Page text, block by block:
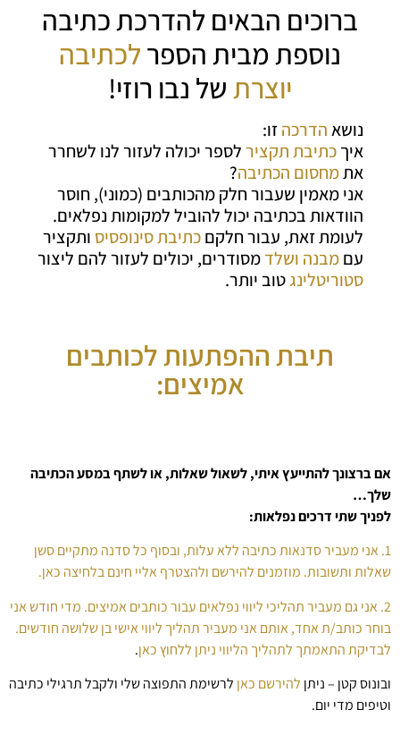
ברוכים הבאים להדרכת כתיבה
נוספת מבית הספרלכתיבה
יוצרתשל נבו רוזי!
נושאהדרכהזו:
איךכתיבת תקצירלספר יכולה לעזור לנו לשחרר
אתמחסום הכתיבה?
אני מאמין שעבור חלק מהכותבים (כמוני), חוסר
הוודאות בכתיבה יכול להוביל למקומות נפלאים.
לעומת זאת, עבור חלקםכתיבת סינופסיס ותקציר
עםמבנה ושלדמסודרים, יכולים לעזור להם ליצור
סטוריטלינגטוב יותר.
תיבת ההפתעות לכותבים
אמיצים:
אם ברצונך להתייעץ איתי, לשאול שאלות, או לשתף במסע הכתיבה
שלך…
לפניך שתי דרכים נפלאות:
1. אני מעביר סדנאות כתיבה ללא עלות, ובסוף כל סדנה מתקיים סשן
שאלות ותשובות. מוזמנים להירשם ולהצטרף אליי חינם בלחיצה כאן.
2. אני גם מעביר תהליכי ליווי נפלאים עבור כותבים אמיצים. מדי חודש אני
בוחר כותב/ת אחד, אותם אני מעביר תהליך ליווי אישי בן שלושה חודשים.
לבדיקת התאמתך לתהליך הליווי ניתן ללחוץ כאן.
ובונוס קטן – ניתן להירשם כאן לרשימת התפוצה שלי ולקבל תרגילי כתיבה
וטיפים מדי יום.